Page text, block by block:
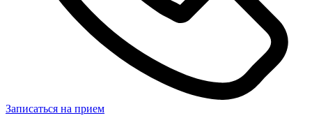
Записаться на прием